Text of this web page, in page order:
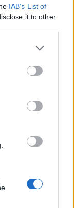
IAB’s List of
it to other
il 23, i derby
arriva anche